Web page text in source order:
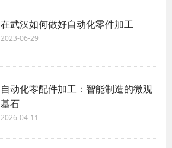
在武汉如何做好自动化零件加工
2023-06-29
自动化零配件加工：智能制造的微观
基石
2026-04-11